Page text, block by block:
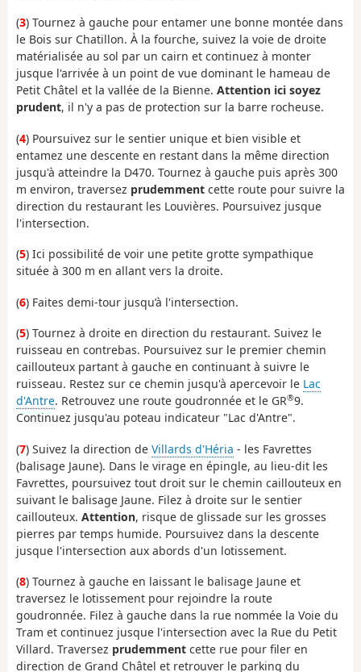
(3) Tournez à gauche pour entamer une bonne montée dans
le Bois sur Chatillon. À la fourche, suivez la voie de droite
matérialisée au sol par un cairn et continuez à monter
jusque l'arrivée à un point de vue dominant le hameau de
Petit Châtel et la vallée de la Bienne. Attention ici soyez
prudent, il n'y a pas de protection sur la barre rocheuse.
(4) Poursuivez sur le sentier unique et bien visible et
entamez une descente en restant dans la même direction
jusqu'à atteindre la D470. Tournez à gauche puis après 300
m environ, traversez prudemment cette route pour suivre la
direction du restaurant les Louvières. Poursuivez jusque
l'intersection.
(5) Ici possibilité de voir une petite grotte sympathique
située à 300 m en allant vers la droite.
(6) Faites demi-tour jusqu’à l'intersection.
(5) Tournez à droite en direction du restaurant. Suivez le
ruisseau en contrebas. Poursuivez sur le premier chemin
caillouteux partant à gauche en continuant à suivre le
ruisseau. Restez sur ce chemin jusqu'à apercevoir le Lac
d'Antre. Retrouvez une route goudronnée et le GR®9.
Continuez jusqu'au poteau indicateur "Lac d'Antre".
(7) Suivez la direction de Villards d'Héria - les Favrettes
(balisage Jaune). Dans le virage en épingle, au lieu-dit les
Favrettes, poursuivez tout droit sur le chemin caillouteux en
suivant le balisage Jaune. Filez à droite sur le sentier
caillouteux. Attention, risque de glissade sur les grosses
pierres par temps humide. Poursuivez dans la descente
jusque l'intersection aux abords d'un lotissement.
(8) Tournez à gauche en laissant le balisage Jaune et
traversez le lotissement pour rejoindre la route
goudronnée. Filez à gauche dans la rue nommée la Voie du
Tram et continuez jusque l'intersection avec la Rue du Petit
Villard. Traversez prudemment cette rue pour filer en
direction de Grand Châtel et retrouver le parking du